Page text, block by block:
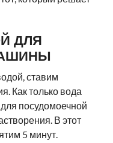
ДЛЯ
ставим
Как только вода
для посудомоечной
В этот
5 минут.